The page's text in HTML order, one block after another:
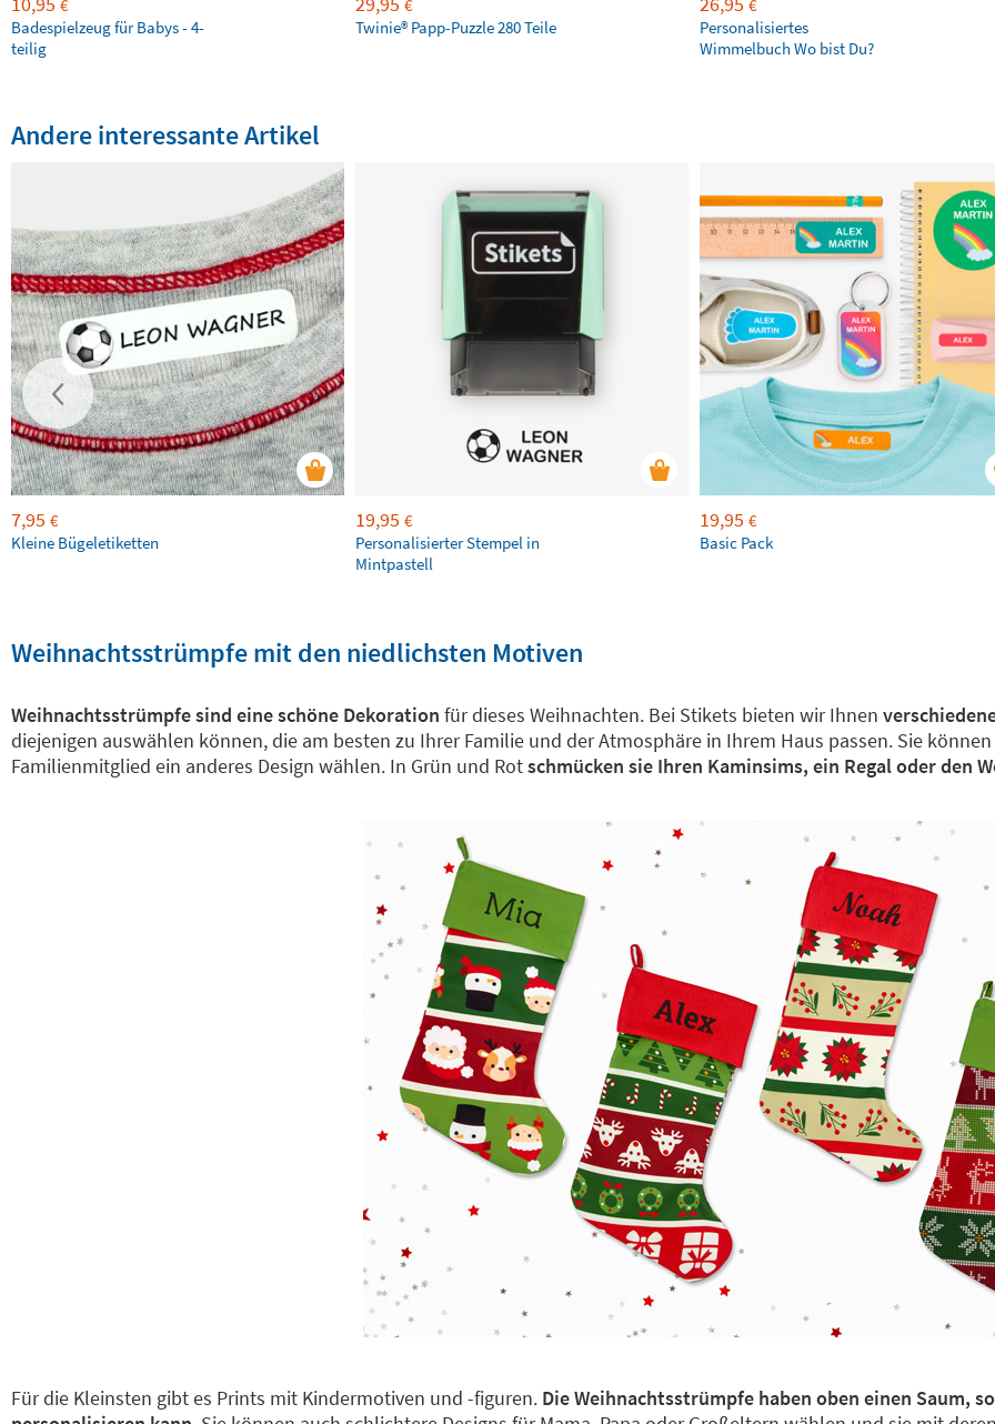
€
Badespielzeug für Babys - 4-
teilig
€
Twinie®️ Papp-Puzzle 280 Teile
€
Personalisiertes
Wimmelbuch Wo bist Du?
Andere interessante Artikel
7,95 €
Kleine Bügeletiketten
19,95 €
Personalisierter Stempel in
Mintpastell
19,95 €
Basic Pack
Weihnachtsstrümpfe mit den niedlichsten Motiven
Weihnachtsstrümpfe sind eine schöne Dekoration für dieses Weihnachten. Bei Stikets bieten wir Ihnen
diejenigen auswählen können, die am besten zu Ihrer Familie und der Atmosphäre in Ihrem Haus passen. Sie
Familienmitglied ein anderes Design wählen. In Grün und Rotschmücken sie Ihren Kaminsims, ein Regal oder den
Für die Kleinsten gibt es Prints mit Kindermotiven und -figuren. Die Weihnachtsstrümpfe haben oben einen Saum,